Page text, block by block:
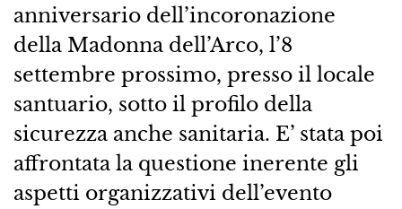
anniversario dell’incoronazione
della Madonna dell’Arco, l’8
settembre prossimo, presso il locale
santuario, sotto il profilo della
sicurezza anche sanitaria. E’ stata poi
affrontata la questione inerente gli
aspetti organizzativi dell’evento